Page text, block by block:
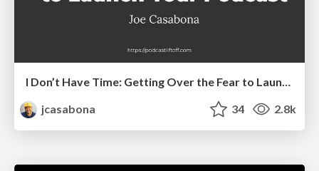
I Don’t Have Time: Getting Over the Fear to Launch Your Podcast
jcasabona
34 2.8k